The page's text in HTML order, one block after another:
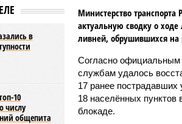
в
10
числу
общепита
Министерство транспорта
актуальную сводку о
ливней, обрушившихся на
Согласно
службам удалось
17 ранее пострадавших
18 населённых пунктов
блокаде.